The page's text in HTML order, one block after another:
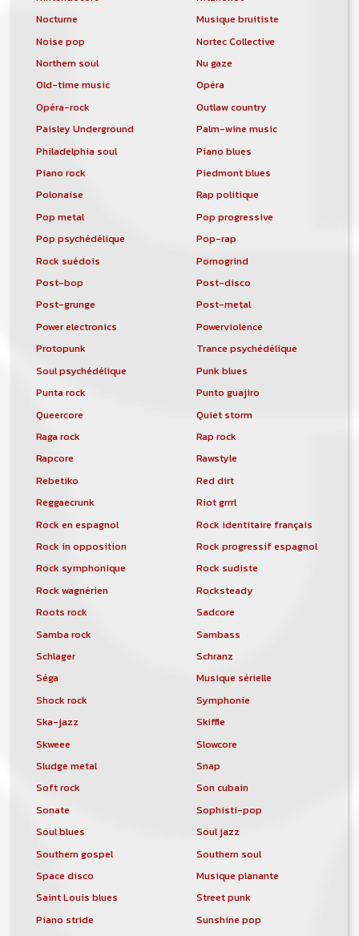
Nocturne
Musique bruitiste
Noise pop
Nortec Collective
Northern soul
Nu gaze
Old-time music
Opéra
Opéra-rock
Outlaw country
Paisley Underground
Palm-wine music
Philadelphia soul
Piano blues
Piano rock
Piedmont blues
Polonaise
Rap politique
Pop metal
Pop progressive
Pop psychédélique
Pop-rap
Rock suédois
Pornogrind
Post-bop
Post-disco
Post-grunge
Post-metal
Power electronics
Powerviolence
Protopunk
Trance psychédélique
Soul psychédélique
Punk blues
Punta rock
Punto guajiro
Queercore
Quiet storm
Raga rock
Rap rock
Rapcore
Rawstyle
Rebetiko
Red dirt
Reggaecrunk
Riot grrrl
Rock en espagnol
Rock identitaire français
Rock in opposition
Rock progressif espagnol
Rock symphonique
Rock sudiste
Rock wagnérien
Rocksteady
Roots rock
Sadcore
Samba rock
Sambass
Schlager
Schranz
Séga
Musique sérielle
Shock rock
Symphonie
Ska-jazz
Skiffle
Skweee
Slowcore
Sludge metal
Snap
Soft rock
Son cubain
Sonate
Sophisti-pop
Soul blues
Soul jazz
Southern gospel
Southern soul
Space disco
Musique planante
Saint Louis blues
Street punk
Piano stride
Sunshine pop